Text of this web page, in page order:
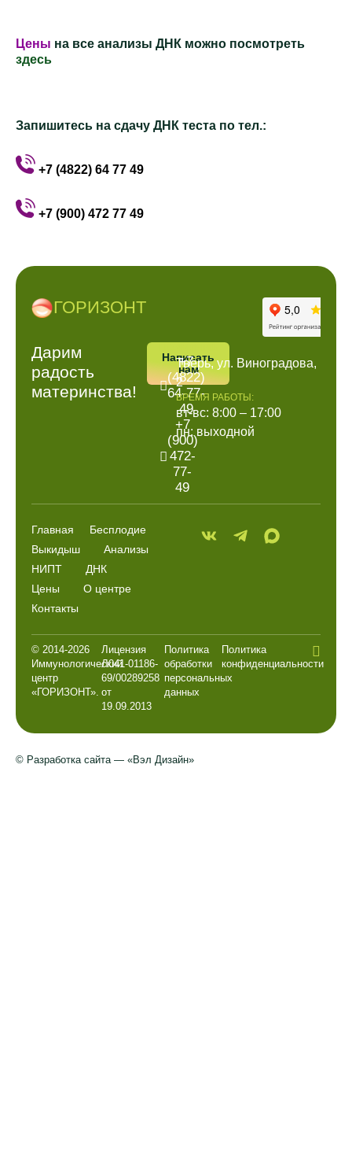
Цены на все анализы ДНК можно посмотреть
здесь
Запишитесь на сдачу ДНК теста по тел.:
+7 (4822) 64 77 49
+7 (900) 472 77 49
ГОРИЗОНТ
Дарим
радость
материнства!
Написать
нам
+7
(4822)
64-77-
49
+7
(900)
472-
77-
49
Тверь, ул. Виноградова,
2
ВРЕМЯ РАБОТЫ:
вт-вс: 8:00 – 17:00
пн: выходной
Главная
Бесплодие
Выкидыш
Анализы
НИПТ
ДНК
Цены
О центре
Контакты
© 2014-2026
Иммунологический
центр
«ГОРИЗОНТ».
Лицензия
Л041-01186-
69/00289258
от
19.09.2013
Политика
обработки
персональных
данных
Политика
конфиденциальности
© Разработка сайта — «Вэл Дизайн»